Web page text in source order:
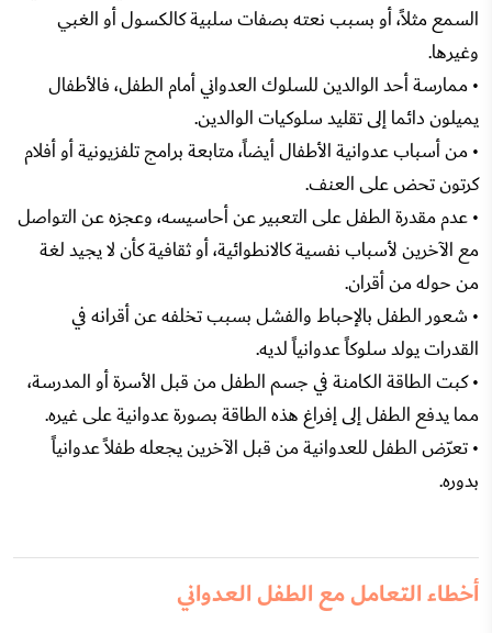
السمع مثلاً، أو بسبب نعته بصفات سلبية كالكسول أو الغبي
وغيرها.
• ممارسة أحد الوالدين للسلوك العدواني أمام الطفل، فالأطفال
يميلون دائما إلى تقليد سلوكيات الوالدين.
• من أسباب عدوانية الأطفال أيضاً، متابعة برامج تلفزيونية أو أفلام
كرتون تحض على العنف.
• عدم مقدرة الطفل على التعبير عن أحاسيسه، وعجزه عن التواصل
مع الآخرين لأسباب نفسية كالانطوائية، أو ثقافية كأن لا يجيد لغة
من حوله من أقران.
• شعور الطفل بالإحباط والفشل بسبب تخلفه عن أقرانه في
القدرات يولد سلوكاً عدوانياً لديه.
• كبت الطاقة الكامنة في جسم الطفل من قبل الأسرة أو المدرسة،
مما يدفع الطفل إلى إفراغ هذه الطاقة بصورة عدوانية على غيره.
• تعرّض الطفل للعدوانية من قبل الآخرين يجعله طفلاً عدوانياً
بدوره.
أخطاء التعامل مع الطفل العدواني